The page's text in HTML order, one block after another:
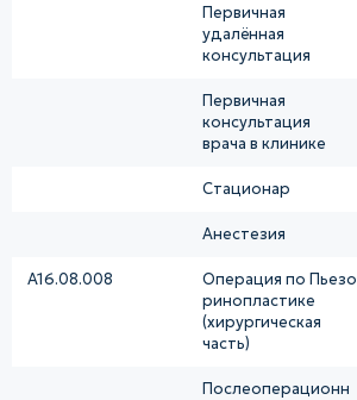
Первичная
удалённая
консультация
Первичная
консультация
врача в клинике
Стационар
Анестезия
A16.08.008
Операция по Пьезо
ринопластике
(хирургическая
часть)
Послеоперационн